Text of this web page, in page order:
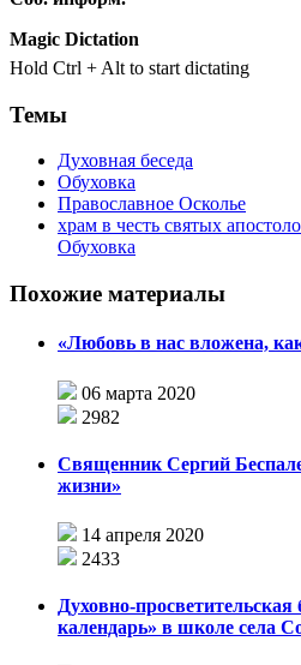
Magic Dictation
Hold Ctrl + Alt to start dictating
Темы
Духовная беседа
Обуховка
Православное Осколье
храм в честь святых
Обуховка
Похожие материалы
«Любовь в нас вложена,
06 марта 2020
2982
Священник Сергий
жизни»
14 апреля 2020
2433
Духовно-
календарь» в школе села